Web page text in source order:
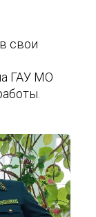
свои
ГАУ МО